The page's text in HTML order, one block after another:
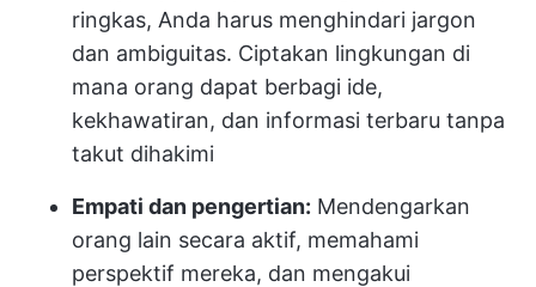
ringkas, Anda harus menghindari jargon
dan ambiguitas. Ciptakan lingkungan di
mana orang dapat berbagi ide,
kekhawatiran, dan informasi terbaru tanpa
takut dihakimi
Empati dan pengertian: Mendengarkan
orang lain secara aktif, memahami
perspektif mereka, dan mengakui